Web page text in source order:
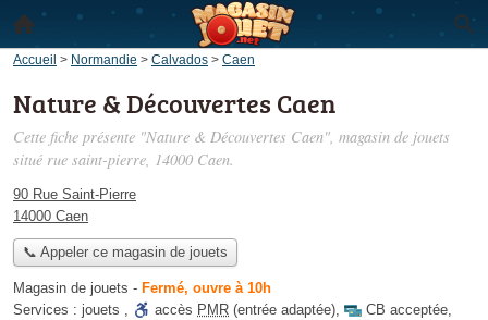
Accueil > Normandie > Calvados > Caen
Nature & Découvertes Caen
Cette fiche présente "Nature & Découvertes Caen", magasin de jouets
situé rue saint-pierre, 14000 Caen.
90 Rue Saint-Pierre
14000 Caen
📞 Appeler ce magasin de jouets
Magasin de jouets - Fermé, ouvre à 10h
Services : jouets , accès PMR (entrée adaptée), CB acceptée,